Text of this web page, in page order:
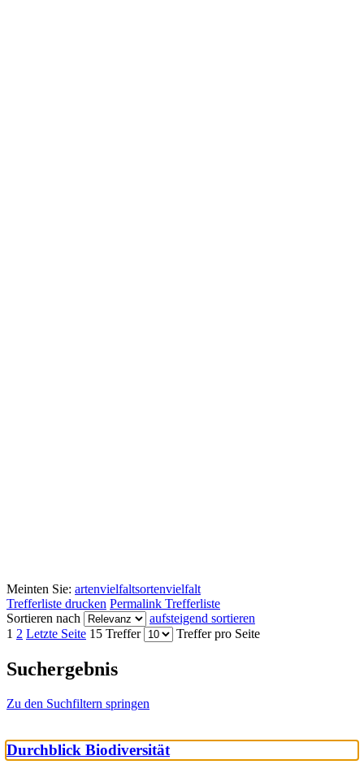
Meinten Sie: artenvielfaltsortenvielfalt
Trefferliste drucken Permalink Trefferliste
Sortieren nach
aufsteigend sortieren
1 2 Letzte Seite 15 Treffer Treffer pro Seite
Suchergebnis
Zu den Suchfiltern springen
Durchblick Biodiversität